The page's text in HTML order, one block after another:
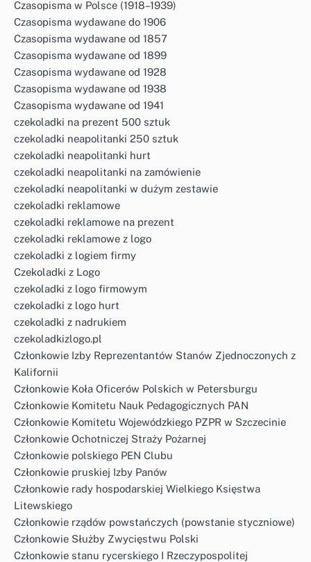
Czasopisma w Polsce (1918–1939)
Czasopisma wydawane do 1906
Czasopisma wydawane od 1857
Czasopisma wydawane od 1899
Czasopisma wydawane od 1928
Czasopisma wydawane od 1938
Czasopisma wydawane od 1941
czekoladki na prezent 500 sztuk
czekoladki neapolitanki 250 sztuk
czekoladki neapolitanki hurt
czekoladki neapolitanki na zamówienie
czekoladki neapolitanki w dużym zestawie
czekoladki reklamowe
czekoladki reklamowe na prezent
czekoladki reklamowe z logo
czekoladki z logiem firmy
Czekoladki z Logo
czekoladki z logo firmowym
czekoladki z logo hurt
czekoladki z nadrukiem
czekoladkizlogo.pl
Członkowie Izby Reprezentantów Stanów Zjednoczonych z
Kalifornii
Członkowie Koła Oficerów Polskich w Petersburgu
Członkowie Komitetu Nauk Pedagogicznych PAN
Członkowie Komitetu Wojewódzkiego PZPR w Szczecinie
Członkowie Ochotniczej Straży Pożarnej
Członkowie polskiego PEN Clubu
Członkowie pruskiej Izby Panów
Członkowie rady hospodarskiej Wielkiego Księstwa
Litewskiego
Członkowie rządów powstańczych (powstanie styczniowe)
Członkowie Służby Zwycięstwu Polski
Członkowie stanu rycerskiego I Rzeczypospolitej